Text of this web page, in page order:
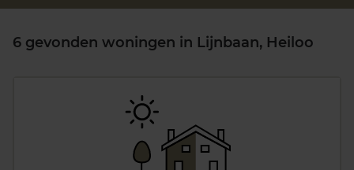
Vragen? Neem contact met ons op
6 gevonden woningen in Lijnbaan, Heiloo